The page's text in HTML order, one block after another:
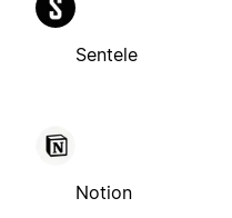
Sentele
Notion